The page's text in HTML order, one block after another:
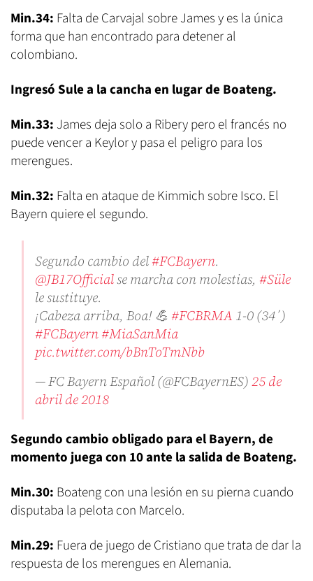
Min.34: Falta de Carvajal sobre James y es la única
forma que han encontrado para detener al
colombiano.
Ingresó Sule a la cancha en lugar de Boateng.
Min.33: James deja solo a Ribery pero el francés no
puede vencer a Keylor y pasa el peligro para los
merengues.
Min.32: Falta en ataque de Kimmich sobre Isco. El
Bayern quiere el segundo.
Segundo cambio del#FCBayern.
@JB17Officialse marcha con molestias, #Süle
le sustituye.
¡Cabeza arriba, Boa! 💪 #FCBRMA 1-0 (34´)
#FCBayern#MiaSanMia
pic.twitter.com/bBnToTmNbb
— FC Bayern Español (@FCBayernES)25 de
abril de 2018
Segundo cambio obligado para el Bayern, de
momento juega con 10 ante la salida de Boateng.
Min.30: Boateng con una lesión en su pierna cuando
disputaba la pelota con Marcelo.
Min.29: Fuera de juego de Cristiano que trata de dar la
respuesta de los merengues en Alemania.